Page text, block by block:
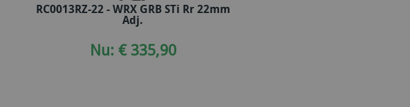
In winkelwagen
RC0013RZ-22 - WRX GRB STi Rr 22mm
Adj.
Nu: € 335,90